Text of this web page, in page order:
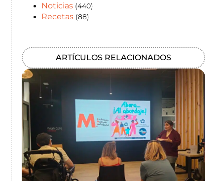
Noticias (440)
Recetas (88)
ARTÍCULOS RELACIONADOS